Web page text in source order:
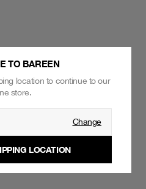
TO BAREEN
location to continue to our
store.
Change
LOCATION